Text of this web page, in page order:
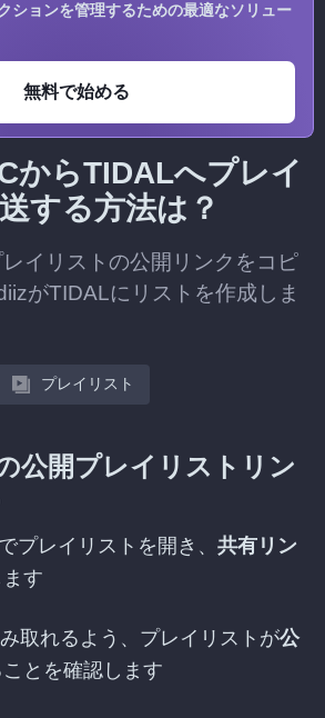
ションを管理するための最適なソリュー
無料で始める
からTIDALへプレイ
する方法は？
イリストの公開リンクをコピ
がTIDALにリストを作成しま
プレイリスト
公開プレイリストリン
プレイリストを開き、 共有リン
す
取れるよう、プレイリストが公
とを確認します